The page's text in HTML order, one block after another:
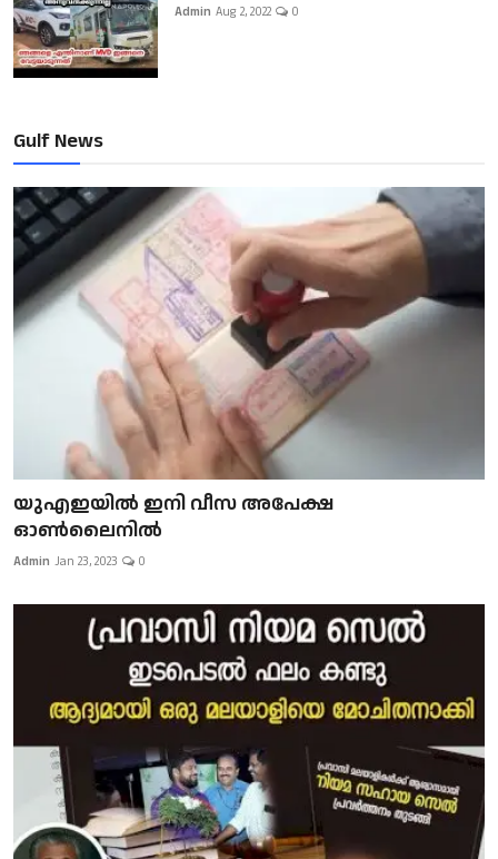
Admin Aug 2, 2022 0
Gulf News
യുഎഇയിൽ ഇനി വീസ അപേക്ഷ
ഓൺലൈനിൽ
Admin Jan 23, 2023 0